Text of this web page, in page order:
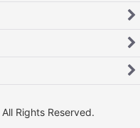
Rights Reserved.